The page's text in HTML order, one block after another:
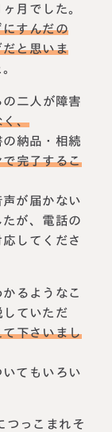
区角田町8番47号
ル20階
月でした。
すんだの
と思いま
二人が障害
く、
納品・相続
完了するこ
が届かない
が、電話の
してくださ
るようなこ
ていただ
下さいまし
てもいろい
つっこまれそ